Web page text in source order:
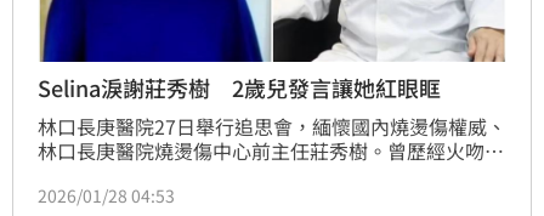
Selina淚謝莊秀樹 2歲兒發言讓她紅眼眶
林口長庚醫院27日舉行追思會，緬懷國內燒燙傷權威、
林口長庚醫院燒燙傷中心前主任莊秀樹。曾歷經火吻的
容莊醫師是她的「再生爸爸」。影片最後，她也讓2歲
2026/01/28 04:53